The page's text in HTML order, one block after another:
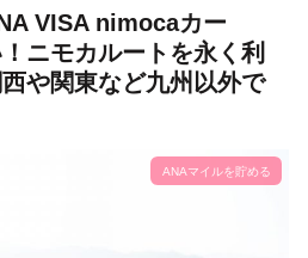
VISA nimocaカー
ニモカルートを永く利
や関東など九州以外で
ANAマイルを貯める